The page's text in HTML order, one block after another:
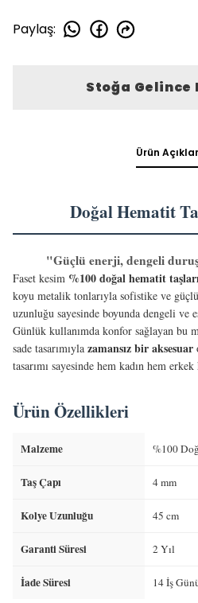
Paylaş:
Stoğa Gelince
Ürün
Doğal Hematit
"Güçlü enerji, dengeli
Faset kesim %100 doğal hematit
koyu metalik tonlarıyla sofistike ve
uzunluğu sayesinde boyunda dengeli ve
Günlük kullanımda konfor sağlayan bu
sade tasarımıyla zamansız bir aksesuar
tasarımı sayesinde hem kadın hem
Ürün Özellikleri
Malzeme %100
Taş Çapı 4 mm
Kolye Uzunluğu 45 cm
Garanti Süresi 2 Yıl
İade Süresi 14 İş